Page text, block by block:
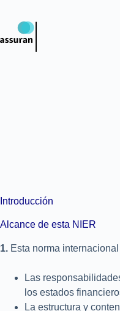
Introducción
Alcance de esta NIER
1. Esta norma
Las
los estados
La estructura y